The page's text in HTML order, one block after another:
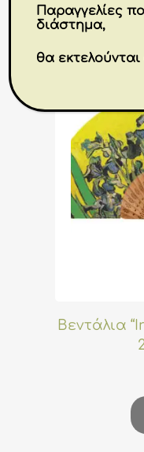
Βεντάλια
Παραγγελίες
διάστημα,
θα